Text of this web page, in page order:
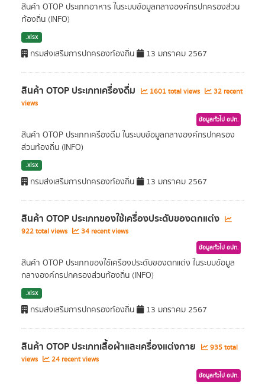
สินค้า OTOP ประเภทอาหาร ในระบบข้อมูลกลางองค์กรปกครองส่วน
ท้องถิ่น (INFO)
.xlsx
กรมส่งเสริมการปกครองท้องถิ่น 13 มกราคม 2567
สินค้า OTOP ประเภทเครื่องดื่ม 1601 total views
32 recent
views
ข้อมูลทั่วไป อปท.
สินค้า OTOP ประเภทเครื่องดื่ม ในระบบข้อมูลกลางองค์กรปกครอง
ส่วนท้องถิ่น (INFO)
.xlsx
กรมส่งเสริมการปกครองท้องถิ่น 13 มกราคม 2567
สินค้า OTOP ประเภทของใช้เครื่องประดับของตกแต่ง
922 total views 34 recent views
ข้อมูลทั่วไป อปท.
สินค้า OTOP ประเภทของใช้เครื่องประดับของตกแต่ง ในระบบข้อมูล
กลางองค์กรปกครองส่วนท้องถิ่น (INFO)
.xlsx
กรมส่งเสริมการปกครองท้องถิ่น 13 มกราคม 2567
สินค้า OTOP ประเภทเสื้อผ้าและเครื่องแต่งกาย
935 total
views
24 recent views
ข้อมูลทั่วไป อปท.